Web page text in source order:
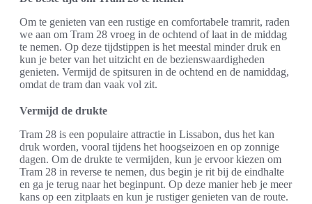
Om te genieten van een rustige en comfortabele tramrit, raden
we aan om Tram 28 vroeg in de ochtend of laat in de middag
te nemen. Op deze tijdstippen is het meestal minder druk en
kun je beter van het uitzicht en de bezienswaardigheden
genieten. Vermijd de spitsuren in de ochtend en de namiddag,
omdat de tram dan vaak vol zit.
Vermijd de drukte
Tram 28 is een populaire attractie in Lissabon, dus het kan
druk worden, vooral tijdens het hoogseizoen en op zonnige
dagen. Om de drukte te vermijden, kun je ervoor kiezen om
Tram 28 in reverse te nemen, dus begin je rit bij de eindhalte
en ga je terug naar het beginpunt. Op deze manier heb je meer
kans op een zitplaats en kun je rustiger genieten van de route.